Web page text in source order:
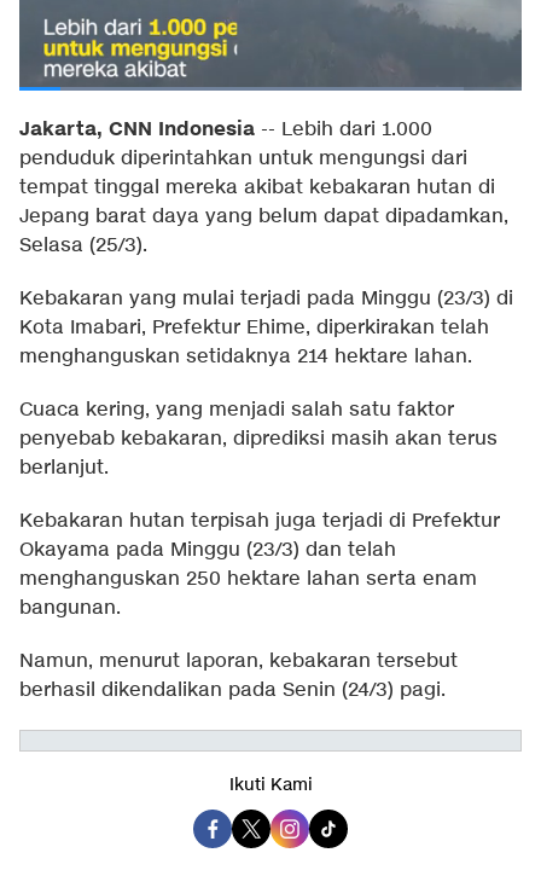
Jakarta, CNN Indonesia -- Lebih dari 1.000
penduduk diperintahkan untuk mengungsi dari
tempat tinggal mereka akibat kebakaran hutan di
Jepang barat daya yang belum dapat dipadamkan,
Selasa (25/3).
Kebakaran yang mulai terjadi pada Minggu (23/3) di
Kota Imabari, Prefektur Ehime, diperkirakan telah
menghanguskan setidaknya 214 hektare lahan.
Cuaca kering, yang menjadi salah satu faktor
penyebab kebakaran, diprediksi masih akan terus
berlanjut.
Kebakaran hutan terpisah juga terjadi di Prefektur
Okayama pada Minggu (23/3) dan telah
menghanguskan 250 hektare lahan serta enam
bangunan.
Namun, menurut laporan, kebakaran tersebut
berhasil dikendalikan pada Senin (24/3) pagi.
Ikuti Kami